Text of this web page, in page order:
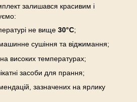
залишався красивим і
не вище 30°C;
сушіння та віджимання;
високих температурах;
засоби для прання;
зазначених на ярлику